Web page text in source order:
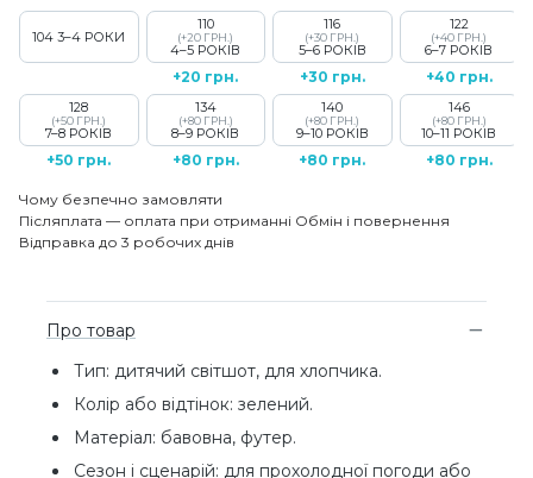
104 3–4 РОКИ
110
(+20 ГРН.)
4–5 РОКІВ
+20 грн.
116
(+30 ГРН.)
5–6 РОКІВ
+30 грн.
122
(+40 ГРН.)
6–7 РОКІВ
+40 грн.
128
(+50 ГРН.)
7–8 РОКІВ
+50 грн.
134
(+80 ГРН.)
8–9 РОКІВ
+80 грн.
140
(+80 ГРН.)
9–10 РОКІВ
+80 грн.
146
(+80 ГРН.)
10–11 РОКІВ
+80 грн.
Чому безпечно замовляти
Післяплата — оплата при отриманні Обмін і повернення
Відправка до 3 робочих днів
Про товар
Тип: дитячий світшот, для хлопчика.
Колір або відтінок: зелений.
Матеріал: бавовна, футер.
Сезон і сценарій: для прохолодної погоди або